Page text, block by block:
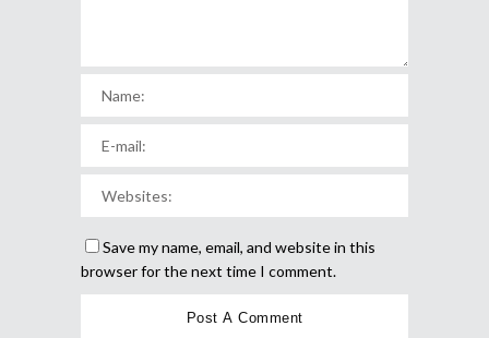
Save my name, email, and website in this
browser for the next time I comment.